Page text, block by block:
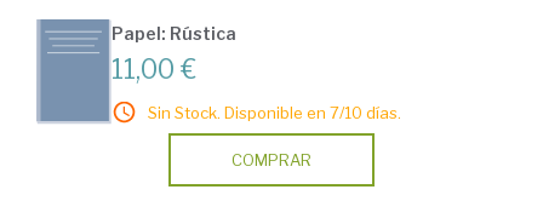
Papel: Rústica
11,00 €
Sin Stock. Disponible en 7/10 días.
COMPRAR